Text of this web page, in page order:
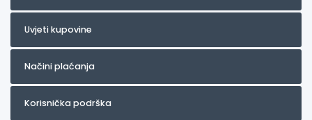
Uvjeti kupovine
Načini plaćanja
Korisnička podrška